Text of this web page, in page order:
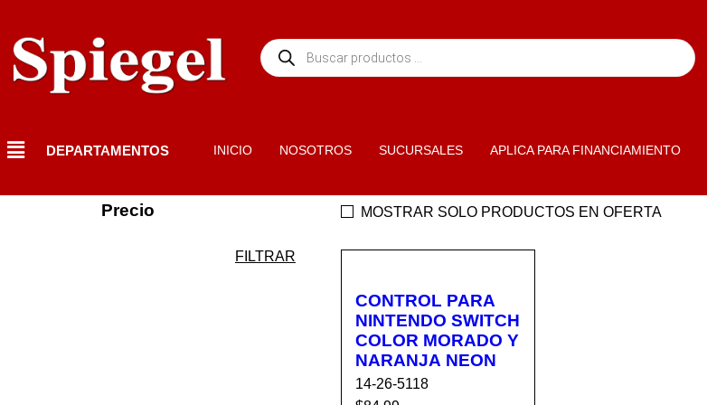
DEPARTAMENTOS INICIO NOSOTROS SUCURSALES APLICA PARA FINANCIAMIENTO
Precio
FILTRAR
MOSTRAR SOLO PRODUCTOS EN OFERTA
CONTROL PARA
NINTENDO SWITCH
COLOR MORADO Y
NARANJA NEON
14-26-5118